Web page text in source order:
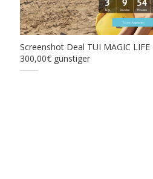
Screenshot Deal TUI MAGIC
300,00€ günstiger